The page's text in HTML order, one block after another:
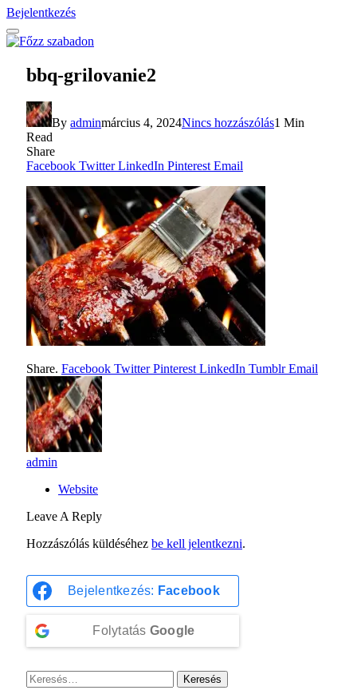
Bejelentkezés
bbq-grilovanie2
By adminmárcius 4, 2024Nincs hozzászólás1 Min
Read
Share
Facebook Twitter LinkedIn Pinterest Email
Share. Facebook Twitter Pinterest LinkedIn Tumblr Email
admin
Website
Leave A Reply
Hozzászólás küldéséhez be kell jelentkezni.
Bejelentkezés: Facebook
Folytatás Google
Keresés: